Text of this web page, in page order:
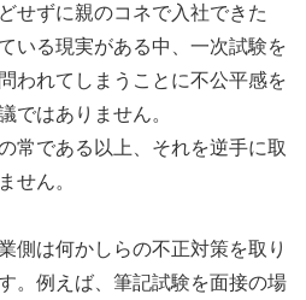
せずに親のコネで入社できた
いる現実がある中、一次試験を
われてしまうことに不公平感を
ではありません。
常である以上、それを逆手に取
せん。
側は何かしらの不正対策を取り
。例えば、筆記試験を面接の場